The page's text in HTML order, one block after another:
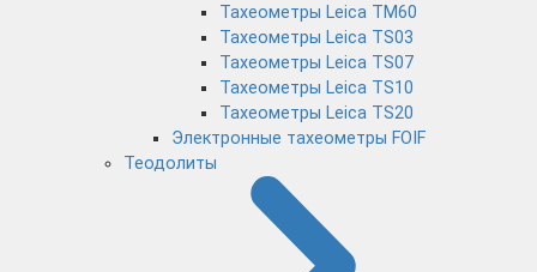
Тахеометры Leica TM60
Тахеометры Leica TS03
Тахеометры Leica TS07
Тахеометры Leica TS10
Тахеометры Leica TS20
Электронные тахеометры FOIF
Теодолиты